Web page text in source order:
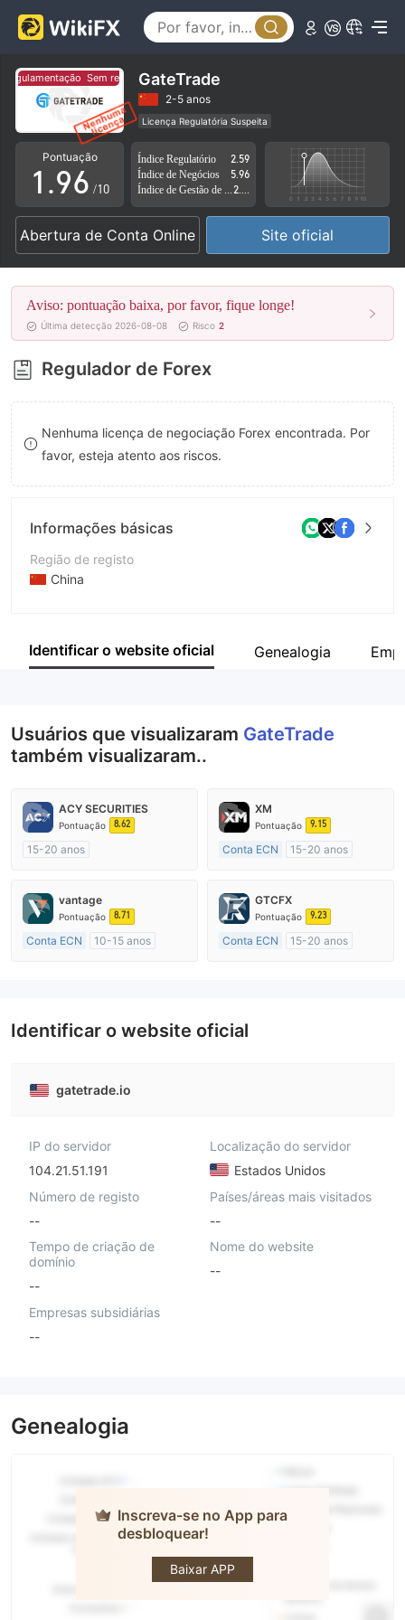
regulamentação Sem regulamentaçãoGateTrade
2-5 anos
Licença Regulatória Suspeita
Região de negócios suspeita
Risco potencial alto
Pontuação
0
1
2
3
4
5
6
7
8
9
.
5
6
7
8
9
2
3
4
5
6
7
8
9
/10
Índice Regulatório
2.59
Índice de Negócios
5.96
Abertura de Conta Online Site oficial
Aviso: pontuação baixa, por favor, fique longe!
Última detecção 2026-08-08 Risco 2
Regulador de Forex
Nenhuma licença de negociação Forex encontrada. Por
favor, esteja atento aos riscos.
Informações básicas
Região de registo
China
Empresa
Identificar o website oficial Genealogia
Usuários que visualizaram GateTrade
também visualizaram..
ACY SECURITIES
Pontuação 8.62
15-20 anos
Market Marketing (MM)
Etiqueta principal MT4
XM
Pontuação 9.15
Conta ECN
15-20 anos
Market Marketing (MM)
Etiqueta principal MT4
vantage
Pontuação 8.71
Conta ECN
10-15 anos
GTCFX
Pontuação 9.23
Conta ECN
15-20 anos
Identificar o website oficial
gatetrade.io
IP do servidor
104.21.51.191
Localização do servidor
Estados Unidos
Número de registo
--
Países/áreas mais visitados
--
Tempo de criação de
domínio
--
Nome do website
--
Empresas subsidiárias
--
Genealogia
Inscreva-se no App para
desbloquear!
Baixar APP
GateTrade